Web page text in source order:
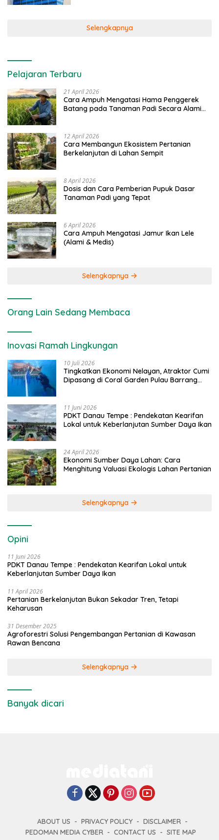
Selengkapnya
Pelajaran Terbaru
21 April 2026
Cara Ampuh Mengatasi Hama Penggerek
Batang pada Tanaman Padi Secara Alami
12 April 2026
Cara Membangun Ekosistem Pertanian
Berkelanjutan di Lahan Sempit
8 April 2026
Dosis dan Cara Pemberian Pupuk Dasar
Tanaman Padi yang Tepat
6 April 2026
Cara Ampuh Mengatasi Jamur Ikan Lele
(Alami & Medis)
Selengkapnya
Orang Lain Sedang Membaca
Inovasi Ramah Lingkungan
10 Juli 2026
Tingkatkan Ekonomi Nelayan, Atraktor Cumi
Dipasang di Coral Garden Pulau Barrang
11 Juni 2026
PDKT Danau Tempe : Pendekatan Kearifan
Lokal untuk Keberlanjutan Sumber Daya Ikan
24 April 2026
Ekonomi Sumber Daya Lahan: Cara
Menghitung Valuasi Ekologis Lahan Pertanian
Selengkapnya
Opini
11 Juni 2026
PDKT Danau Tempe : Pendekatan Kearifan Lokal untuk
Keberlanjutan Sumber Daya Ikan
11 April 2026
Pertanian Berkelanjutan Bukan Sekadar Tren, Tetapi
Keharusan
31 Desember 2025
Agroforestri Solusi Pengembangan Pertanian di Kawasan
Rawan Bencana
Selengkapnya
Banyak dicari
ABOUT US PRIVACY POLICY
DISCLAIMER
PEDOMAN MEDIA CYBER
CONTACT US SITE MAP